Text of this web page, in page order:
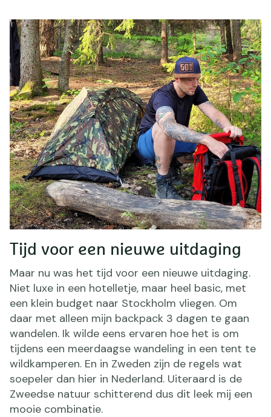
Tijd voor een nieuwe uitdaging
Maar nu was het tijd voor een nieuwe uitdaging.
Niet luxe in een hotelletje, maar heel basic, met
een klein budget naar Stockholm vliegen. Om
daar met alleen mijn backpack 3 dagen te gaan
wandelen. Ik wilde eens ervaren hoe het is om
tijdens een meerdaagse wandeling in een tent te
wildkamperen. En in Zweden zijn de regels wat
soepeler dan hier in Nederland. Uiteraard is de
Zweedse natuur schitterend dus dit leek mij een
mooie combinatie.